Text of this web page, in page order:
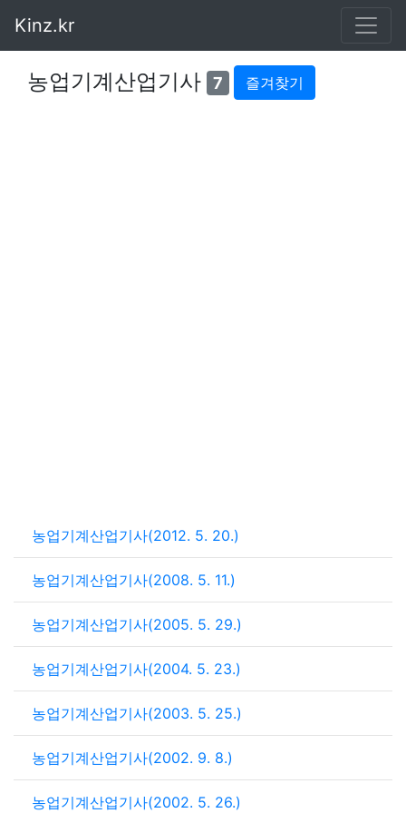
Kinz.kr
농업기계산업기사 7 즐겨찾기
농업기계산업기사(2012. 5. 20.)
농업기계산업기사(2008. 5. 11.)
농업기계산업기사(2005. 5. 29.)
농업기계산업기사(2004. 5. 23.)
농업기계산업기사(2003. 5. 25.)
농업기계산업기사(2002. 9. 8.)
농업기계산업기사(2002. 5. 26.)